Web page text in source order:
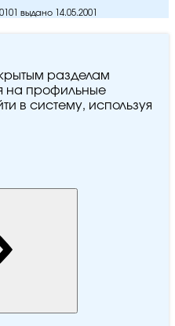
выдано 14.05.2001
разделам
на профильные
в систему, используя